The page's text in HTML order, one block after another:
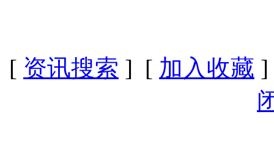
[ 资讯搜索 ] [ 加入收藏